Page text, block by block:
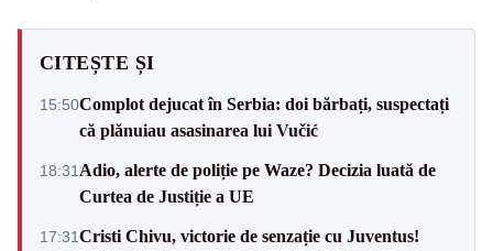
CITEȘTE ȘI
15:50Complot dejucat în Serbia: doi bărbați, suspectați
că plănuiau asasinarea lui Vučić
18:31 Adio, alerte de poliție pe Waze? Decizia luată de
Curtea de Justiție a UE
17:31Cristi Chivu, victorie de senzație cu Juventus!